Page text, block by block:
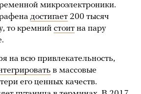
микроэлектроники.
достигает 200 тысяч
то кремний стоит на пару
на всю привлекательность,
в массовые
его ценных качеств.